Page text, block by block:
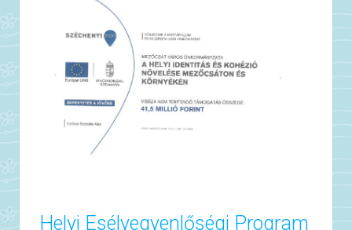
Helyi Esélyegyenlőségi Program